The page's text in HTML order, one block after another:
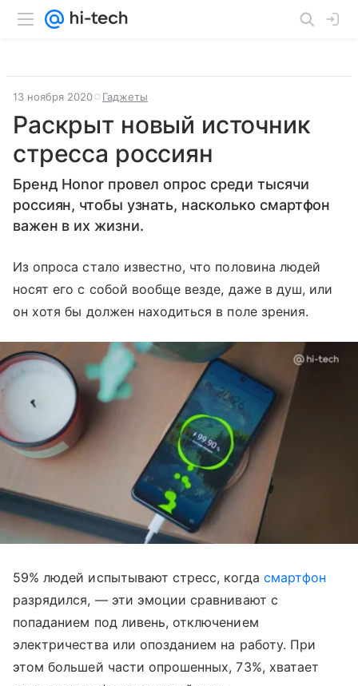
13 ноября 2020 Гаджеты
Раскрыт новый источник
стресса россиян
Бренд Honor провел опрос среди тысячи
россиян, чтобы узнать, насколько смартфон
важен в их жизни.
Из опроса стало известно, что половина людей
носят его с собой вообще везде, даже в душ, или
он хотя бы должен находиться в поле зрения.
59% людей испытывают стресс, когда смартфон
разрядился, — эти эмоции сравнивают с
попаданием под ливень, отключением
электричества или опозданием на работу. При
этом большей части опрошенных, 73%, хватает